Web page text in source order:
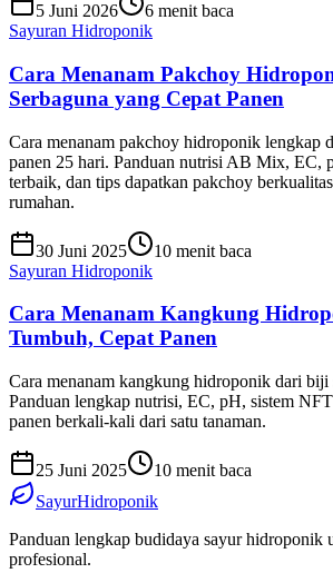
5 Juni 2026
6 menit baca
Sayuran Hidroponik
Cara Menanam Pakchoy
Serbaguna yang Cepat Panen
Cara menanam pakchoy hidroponik lengkap
panen 25 hari. Panduan nutrisi AB Mix, EC,
terbaik, dan tips dapatkan pakchoy
rumahan.
30 Juni 2025
10 menit baca
Sayuran Hidroponik
Cara Menanam Kangkung
Tumbuh, Cepat Panen
Cara menanam kangkung hidroponik dari biji
Panduan lengkap nutrisi, EC, pH, sistem
panen berkali-kali dari satu tanaman.
25 Juni 2025
10 menit baca
SayurHidroponik
Panduan lengkap budidaya sayur hidroponik
profesional.